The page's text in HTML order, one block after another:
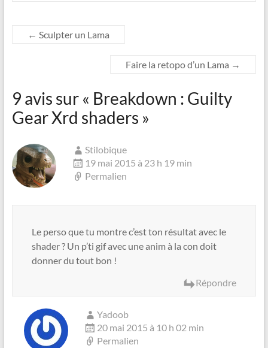
← Sculpter un Lama
Faire la retopo d’un Lama →
9 avis sur « Breakdown : Guilty
Gear Xrd shaders »
Stilobique
19 mai 2015 à 23 h 19 min
Permalien
Le perso que tu montre c’est ton résultat avec le
shader ? Un p’ti gif avec une anim à la con doit
donner du tout bon !
Répondre
Yadoob
20 mai 2015 à 10 h 02 min
Permalien